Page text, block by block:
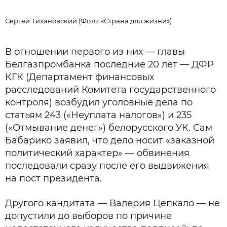
Сергей Тихановский (Фото: «Страна для жизни»)
В отношении первого из них — главы
Белгазпромбанка последние 20 лет — ДФР
КГК (Департамент финансовых
расследований Комитета государственного
контроля) возбудил уголовные дела по
статьям 243 («Неуплата налогов») и 235
(«Отмывание денег») белорусского УК. Сам
Бабарико заявил, что дело носит «заказной
политический характер» — обвинения
последовали сразу после его выдвижения
на пост президента.
Другого кандитата — Валерия Цепкало — не
допустили до выборов по причине